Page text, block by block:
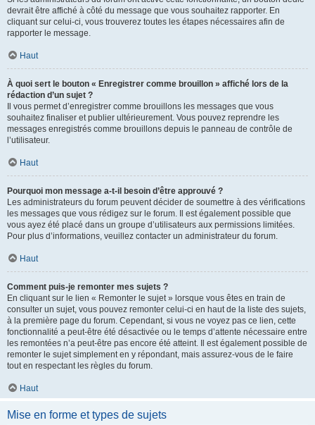
devrait être affiché à côté du message que vous souhaitez rapporter. En
cliquant sur celui-ci, vous trouverez toutes les étapes nécessaires afin de
rapporter le message.
Haut
À quoi sert le bouton « Enregistrer comme brouillon » affiché lors de la
rédaction d’un sujet ?
Il vous permet d’enregistrer comme brouillons les messages que vous
souhaitez finaliser et publier ultérieurement. Vous pouvez reprendre les
messages enregistrés comme brouillons depuis le panneau de contrôle de
l’utilisateur.
Haut
Pourquoi mon message a-t-il besoin d’être approuvé ?
Les administrateurs du forum peuvent décider de soumettre à des vérifications
les messages que vous rédigez sur le forum. Il est également possible que
vous ayez été placé dans un groupe d’utilisateurs aux permissions limitées.
Pour plus d’informations, veuillez contacter un administrateur du forum.
Haut
Comment puis-je remonter mes sujets ?
En cliquant sur le lien « Remonter le sujet » lorsque vous êtes en train de
consulter un sujet, vous pouvez remonter celui-ci en haut de la liste des sujets,
à la première page du forum. Cependant, si vous ne voyez pas ce lien, cette
fonctionnalité a peut-être été désactivée ou le temps d’attente nécessaire entre
les remontées n’a peut-être pas encore été atteint. Il est également possible de
remonter le sujet simplement en y répondant, mais assurez-vous de le faire
tout en respectant les règles du forum.
Haut
Mise en forme et types de sujets